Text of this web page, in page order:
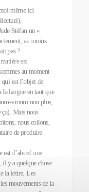
même ici
Stéfan un «
au moins
pas ?
est
au moment
est l’objet de
langue en tant que
vroum non plus,
ça). Mais nous
nous collons,
de produire
est d’abord une
il y a quelque chose
la lettre. Les
mouvements de la